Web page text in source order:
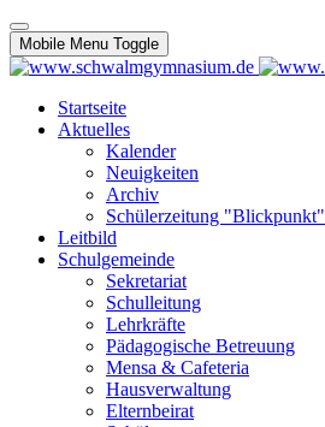
Mobile Menu Toggle
Startseite
Aktuelles
Kalender
Neuigkeiten
Archiv
Schülerzeitung "Blickpunkt"
Leitbild
Schulgemeinde
Sekretariat
Schulleitung
Lehrkräfte
Pädagogische Betreuung
Mensa & Cafeteria
Hausverwaltung
Elternbeirat